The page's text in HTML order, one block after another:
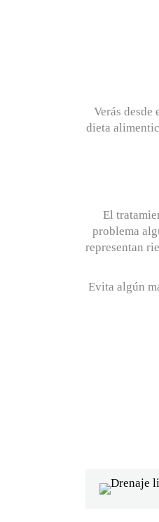
Verás
dieta
El
problema
representan
Evita algún